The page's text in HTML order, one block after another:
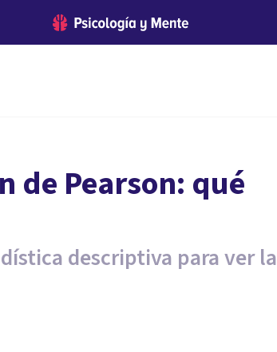
de Pearson: qué
descriptiva para ver la